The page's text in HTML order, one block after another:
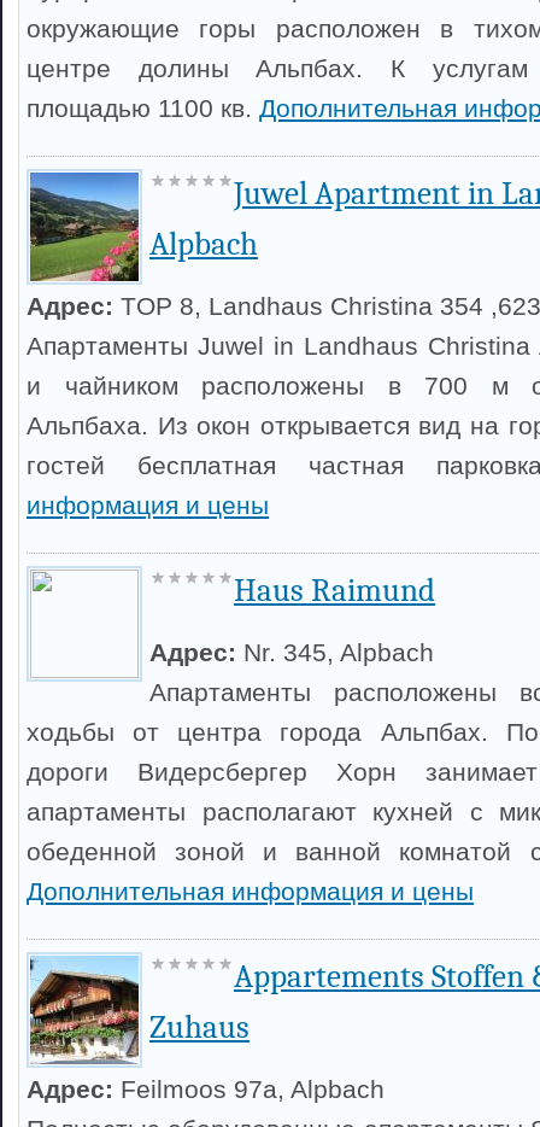
окружающие горы расположен в
центре долины Альпбах. К услугам
площадью 1100 кв. Дополнительная
Juwel Apartment in
Alpbach
Адрес: TOP 8, Landhaus Christina 354
Апартаменты Juwel in Landhaus Christina
и чайником расположены в 700 м от
Альпбаха. Из окон открывается вид на
гостей бесплатная частная
информация и цены
Haus Raimund
Адрес: Nr. 345, Alpbach
Апартаменты расположены
ходьбы от центра города Альпбах.
дороги Видерсбергер Хорн
апартаменты располагают кухней с
обеденной зоной и ванной
Дополнительная информация и цены
Appartements Stoffen
Zuhaus
Адрес: Feilmoos 97a, Alpbach